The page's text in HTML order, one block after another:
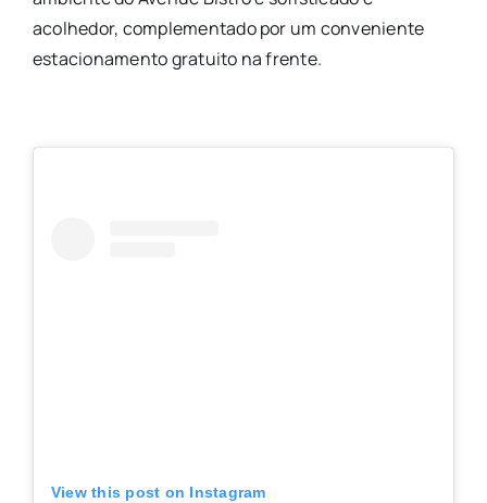
acolhedor, complementado por um conveniente
estacionamento gratuito na frente.
View this post on Instagram